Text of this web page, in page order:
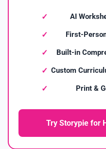
AI
First-
Built-in
Custom
Print &
Try Storypie for